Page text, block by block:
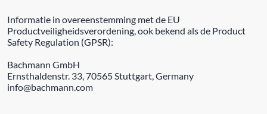
Informatie in overeenstemming met de EU
Productveiligheidsverordening, ook bekend als de Product
Safety Regulation (GPSR):
Bachmann GmbH
Ernsthaldenstr. 33, 70565 Stuttgart, Germany
info@bachmann.com